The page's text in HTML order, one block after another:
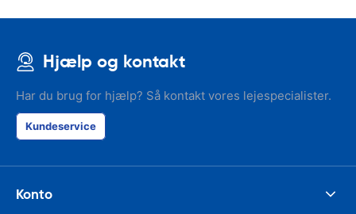
Hjælp og kontakt
Har du brug for hjælp? Så kontakt vores lejespecialister.
Kundeservice
Konto